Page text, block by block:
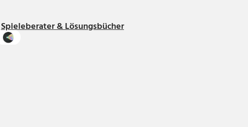
Spieleberater & Lösungsbücher